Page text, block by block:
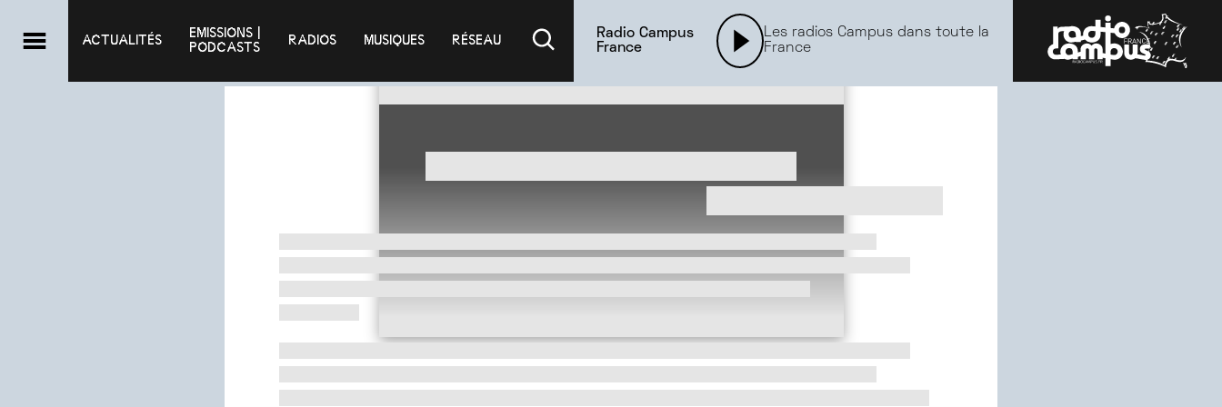
ACTUALITÉS
EMISSIONS |
PODCASTS
RADIOS MUSIQUES RÉSEAU
Radio Campus
France
Les radios Campus dans toute la
France